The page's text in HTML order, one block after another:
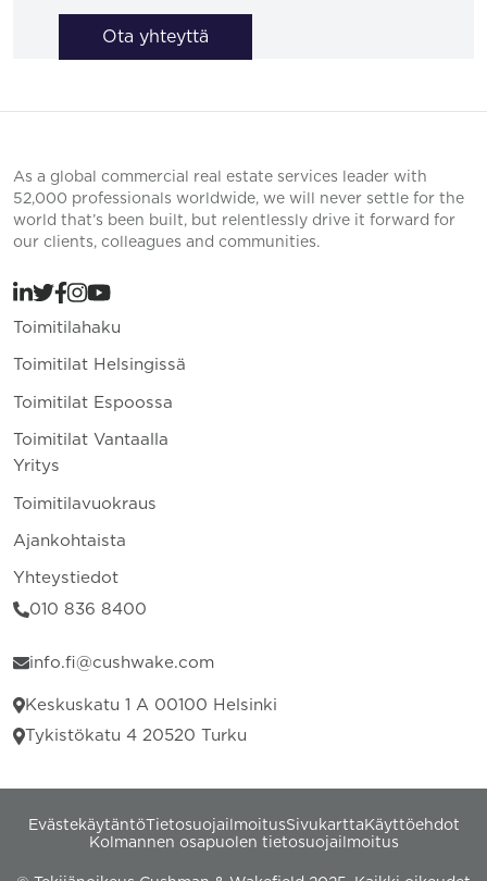
Ota yhteyttä
As a global commercial real estate services leader with
52,000 professionals worldwide, we will never settle for the
world that’s been built, but relentlessly drive it forward for
our clients, colleagues and communities.
Toimitilahaku
Toimitilat Helsingissä
Toimitilat Espoossa
Toimitilat Vantaalla
Yritys
Toimitilavuokraus
Ajankohtaista
Yhteystiedot
010 836 8400
info.fi@cushwake.com
Keskuskatu 1 A 00100 Helsinki
Tykistökatu 4 20520 Turku
EvästekäytäntöTietosuojailmoitusSivukartta Käyttöehdot
Kolmannen osapuolen tietosuojailmoitus